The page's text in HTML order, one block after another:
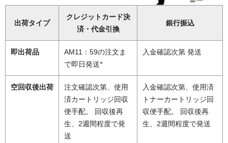
出荷タイプ
クレジットカード決
済・代金引換
銀行振込
即出荷品
AM11：59の注文ま
で即日発送※
入金確認次第 発送
空回収後出荷
注文確認次第、使用
済カートリッジ回収
便手配。 回収後再
生、2週間程度で発
送
入金確認次第、使用済
トナーカートリッジ回
収便手配。 回収後再
生、2週間程度で発送